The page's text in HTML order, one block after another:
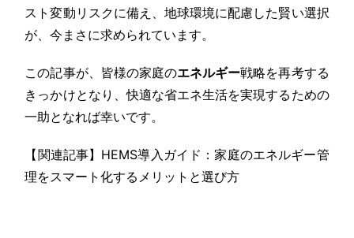
スト変動リスクに備え、地球環境に配慮した賢い選択
が、今まさに求められています。
この記事が、皆様の家庭のエネルギー戦略を再考する
きっかけとなり、快適な省エネ生活を実現するための
一助となれば幸いです。
【関連記事】HEMS導入ガイド：家庭のエネルギー管
理をスマート化するメリットと選び方